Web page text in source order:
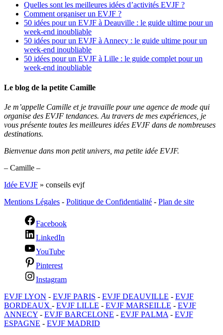
Quelles sont les meilleures idées d’activités EVJF ?
Comment organiser un EVJF ?
50 idées pour un EVJF à Deauville : le guide ultime pour un
week-end inoubliable
50 idées pour un EVJF à Annecy : le guide ultime pour un
week-end inoubliable
50 idées pour un EVJF à Lille : le guide complet pour un
week-end inoubliable
Le blog de la petite Camille
Je m’appelle Camille et je travaille pour une agence de mode qui
organise des EVJF tendances. Au travers de mes expériences, je
vous présente toutes les meilleures idées EVJF dans de nombreuses
destinations.
Bienvenue dans mon petit univers, ma petite idée EVJF.
– Camille –
Idée EVJF » conseils evjf
Mentions Légales - Politique de Confidentialité - Plan de site
Facebook
LinkedIn
YouTube
Pinterest
Instagram
EVJF LYON - EVJF PARIS - EVJF DEAUVILLE - EVJF
BORDEAUX - EVJF LILLE - EVJF MARSEILLE - EVJF
ANNECY - EVJF BARCELONE - EVJF PALMA - EVJF
ESPAGNE - EVJF MADRID